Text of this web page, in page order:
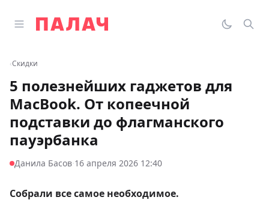
Открыть главное меню
Палач
‹Скидки
5 полезнейших гаджетов для
MacBook. От копеечной
подставки до флагманского
пауэрбанка
Данила Басов·16 апреля 2026 12:40
Собрали все самое необходимое.